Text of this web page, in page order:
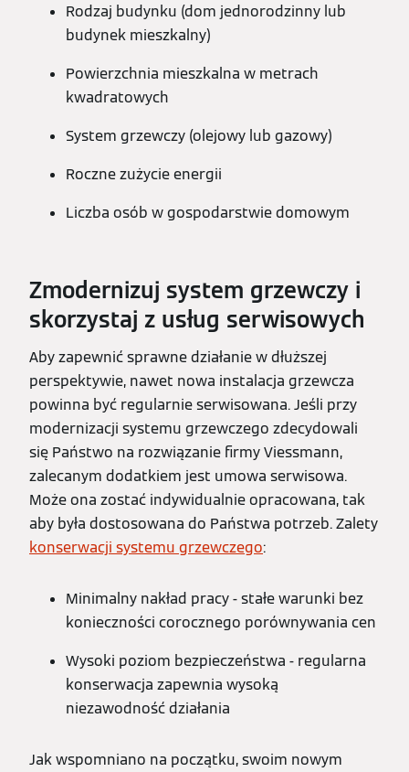
Rodzaj budynku (dom jednorodzinny lub
budynek mieszkalny)
Powierzchnia mieszkalna w metrach
kwadratowych
System grzewczy (olejowy lub gazowy)
Roczne zużycie energii
Liczba osób w gospodarstwie domowym
Zmodernizuj system grzewczy i
skorzystaj z usług serwisowych
Aby zapewnić sprawne działanie w dłuższej
perspektywie, nawet nowa instalacja grzewcza
powinna być regularnie serwisowana. Jeśli przy
modernizacji systemu grzewczego zdecydowali
się Państwo na rozwiązanie firmy Viessmann,
zalecanym dodatkiem jest umowa serwisowa.
Może ona zostać indywidualnie opracowana, tak
aby była dostosowana do Państwa potrzeb. Zalety
konserwacji systemu grzewczego:
Minimalny nakład pracy - stałe warunki bez
konieczności corocznego porównywania cen
Wysoki poziom bezpieczeństwa - regularna
konserwacja zapewnia wysoką
niezawodność działania
Jak wspomniano na początku, swoim nowym